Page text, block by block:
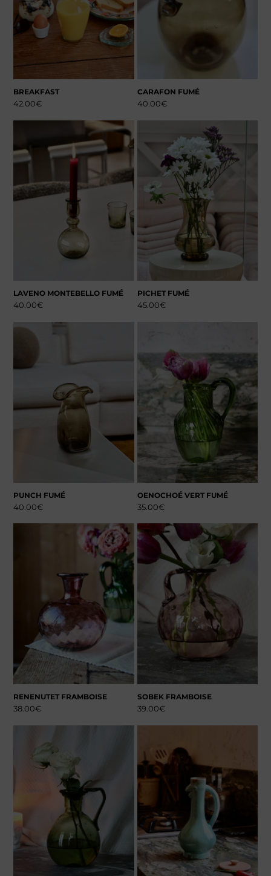
BREAKFAST
42.00€
CARAFON FUMÉ
40.00€
LAVENO MONTEBELLO FUMÉ
40.00€
PICHET FUMÉ
45.00€
PUNCH FUMÉ
40.00€
OENOCHOÉ VERT FUMÉ
35.00€
RENENUTET FRAMBOISE
38.00€
SOBEK FRAMBOISE
39.00€